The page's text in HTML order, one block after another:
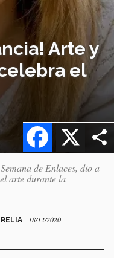
Arte y
el
X
Facebook
de Enlaces, dio a
arte durante la
- 18/12/2020